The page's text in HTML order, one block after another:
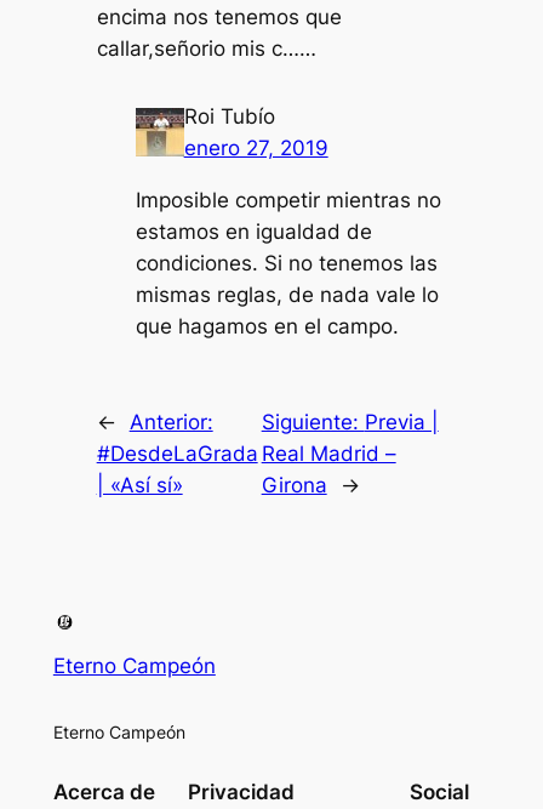
encima nos tenemos que
callar,señorio mis c……
Roi Tubío
enero 27, 2019
Imposible competir mientras no
estamos en igualdad de
condiciones. Si no tenemos las
mismas reglas, de nada vale lo
que hagamos en el campo.
←
Anterior:
#DesdeLaGrada
| «Así sí»
Siguiente: Previa |
Real Madrid –
Girona
→
Eterno Campeón
Eterno Campeón
Acerca de Privacidad Social